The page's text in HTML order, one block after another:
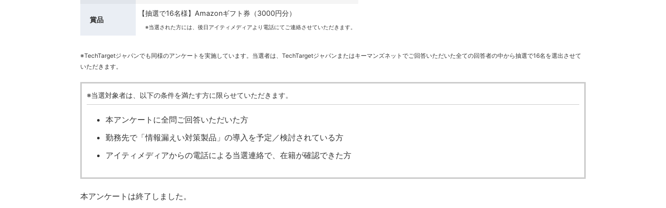
賞品
【抽選で16名様】Amazonギフト券（3000円分）
※当選された方には、後日アイティメディアより電話にてご連絡させていただきます。
※TechTargetジャパンでも同様のアンケートを実施しています。当選者は、TechTargetジャパンまたはキーマンズネットでご回答いただいた全ての回答者の中から抽選で16名を選出させて
いただきます。
※当選対象者は、以下の条件を満たす方に限らせていただきます。
本アンケートに全問ご回答いただいた方
勤務先で「情報漏えい対策製品」の導入を予定／検討されている方
アイティメディアからの電話による当選連絡で、在籍が確認できた方
本アンケートは終了しました。